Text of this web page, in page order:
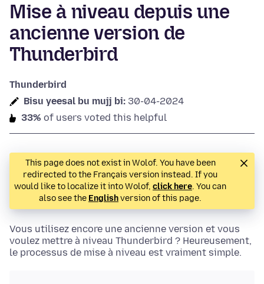
Mise à niveau depuis une
ancienne version de
Thunderbird
Thunderbird
Bisu yeesal bu mujj bi: 30-04-2024
33% of users voted this helpful
This page does not exist in Wolof. You have been
redirected to the Français version instead. If you
would like to localize it into Wolof, click here. You can
also see the Englishversion of this page.
Vous utilisez encore une ancienne version et vous
voulez mettre à niveau Thunderbird ? Heureusement,
le processus de mise à niveau est vraiment simple.